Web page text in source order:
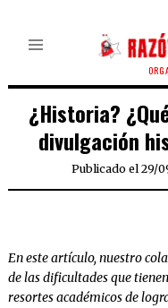
¿Historia?
divulgación
Publicado el 29/
En este artículo, nuestro
de las dificultades que
resortes académicos de